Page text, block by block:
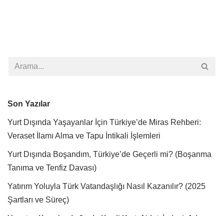
Son Yazılar
Yurt Dışında Yaşayanlar İçin Türkiye’de Miras Rehberi:
Veraset İlamı Alma ve Tapu İntikali İşlemleri
Yurt Dışında Boşandım, Türkiye’de Geçerli mi? (Boşanma
Tanıma ve Tenfiz Davası)
Yatırım Yoluyla Türk Vatandaşlığı Nasıl Kazanılır? (2025
Şartları ve Süreç)